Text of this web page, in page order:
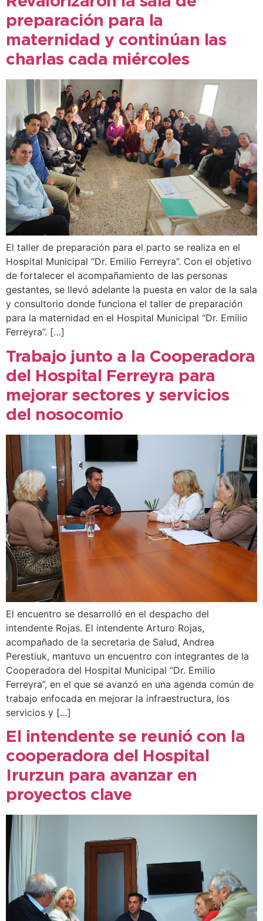
preparación para la
maternidad y continúan las
charlas cada miércoles
El taller de preparación para el parto se realiza en el
Hospital Municipal “Dr. Emilio Ferreyra”. Con el objetivo
de fortalecer el acompañamiento de las personas
gestantes, se llevó adelante la puesta en valor de la sala
y consultorio donde funciona el taller de preparación
para la maternidad en el Hospital Municipal “Dr. Emilio
Ferreyra”. […]
Trabajo junto a la Cooperadora
del Hospital Ferreyra para
mejorar sectores y servicios
del nosocomio
El encuentro se desarrolló en el despacho del
intendente Rojas. El intendente Arturo Rojas,
acompañado de la secretaria de Salud, Andrea
Perestiuk, mantuvo un encuentro con integrantes de la
Cooperadora del Hospital Municipal “Dr. Emilio
Ferreyra”, en el que se avanzó en una agenda común de
trabajo enfocada en mejorar la infraestructura, los
servicios y […]
El intendente se reunió con la
cooperadora del Hospital
Irurzun para avanzar en
proyectos clave